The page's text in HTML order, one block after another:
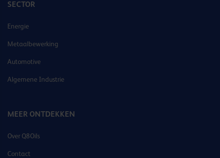
SECTOR
Energie
Metaalbewerking
Automotive
Algemene Industrie
MEER ONTDEKKEN
Over Q8Oils
Contact